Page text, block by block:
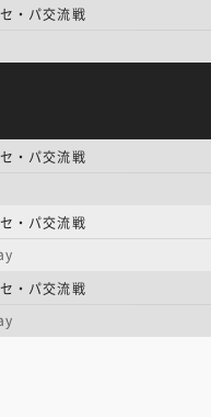
パ交流戦
パ交流戦
パ交流戦
パ交流戦